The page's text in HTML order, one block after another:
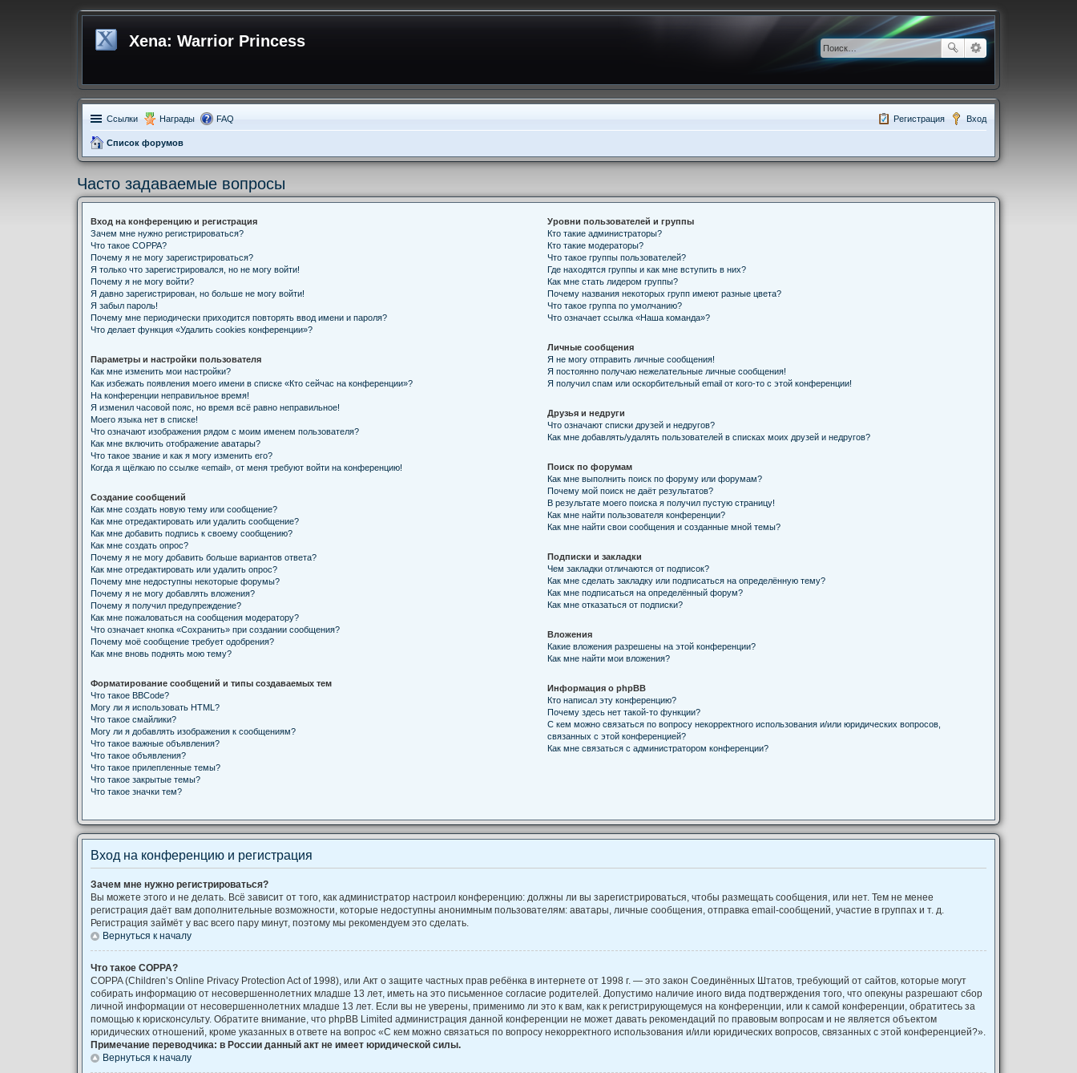
Xena: Warrior Princess
Ссылки Награды FAQ Вход
Регистрация
Список форумов
Часто задаваемые вопросы
Вход на конференцию и регистрация
Зачем мне нужно регистрироваться?
Что такое COPPA?
Почему я не могу зарегистрироваться?
Я только что зарегистрировался, но не могу войти!
Почему я не могу войти?
Я давно зарегистрирован, но больше не могу войти!
Я забыл пароль!
Почему мне периодически приходится повторять ввод имени и пароля?
Что делает функция «Удалить cookies конференции»?
Параметры и настройки пользователя
Как мне изменить мои настройки?
Как избежать появления моего имени в списке «Кто сейчас на конференции»?
На конференции неправильное время!
Я изменил часовой пояс, но время всё равно неправильное!
Моего языка нет в списке!
Что означают изображения рядом с моим именем пользователя?
Как мне включить отображение аватары?
Что такое звание и как я могу изменить его?
Когда я щёлкаю по ссылке «email», от меня требуют войти на конференцию!
Создание сообщений
Как мне создать новую тему или сообщение?
Как мне отредактировать или удалить сообщение?
Как мне добавить подпись к своему сообщению?
Как мне создать опрос?
Почему я не могу добавить больше вариантов ответа?
Как мне отредактировать или удалить опрос?
Почему мне недоступны некоторые форумы?
Почему я не могу добавлять вложения?
Почему я получил предупреждение?
Как мне пожаловаться на сообщения модератору?
Что означает кнопка «Сохранить» при создании сообщения?
Почему моё сообщение требует одобрения?
Как мне вновь поднять мою тему?
Форматирование сообщений и типы создаваемых тем
Что такое BBCode?
Могу ли я использовать HTML?
Что такое смайлики?
Могу ли я добавлять изображения к сообщениям?
Что такое важные объявления?
Что такое объявления?
Что такое прилепленные темы?
Что такое закрытые темы?
Что такое значки тем?
Уровни пользователей и группы
Кто такие администраторы?
Кто такие модераторы?
Что такое группы пользователей?
Где находятся группы и как мне вступить в них?
Как мне стать лидером группы?
Почему названия некоторых групп имеют разные цвета?
Что такое группа по умолчанию?
Что означает ссылка «Наша команда»?
Личные сообщения
Я не могу отправить личные сообщения!
Я постоянно получаю нежелательные личные сообщения!
Я получил спам или оскорбительный email от кого-то с этой конференции!
Друзья и недруги
Что означают списки друзей и недругов?
Как мне добавлять/удалять пользователей в списках моих друзей и недругов?
Поиск по форумам
Как мне выполнить поиск по форуму или форумам?
Почему мой поиск не даёт результатов?
В результате моего поиска я получил пустую страницу!
Как мне найти пользователя конференции?
Как мне найти свои сообщения и созданные мной темы?
Подписки и закладки
Чем закладки отличаются от подписок?
Как мне сделать закладку или подписаться на определённую тему?
Как мне подписаться на определённый форум?
Как мне отказаться от подписки?
Вложения
Какие вложения разрешены на этой конференции?
Как мне найти мои вложения?
Информация о phpBB
Кто написал эту конференцию?
Почему здесь нет такой-то функции?
С кем можно связаться по вопросу некорректного использования и/или юридических вопросов,
связанных с этой конференцией?
Как мне связаться с администратором конференции?
Вход на конференцию и регистрация
Зачем мне нужно регистрироваться?
Вы можете этого и не делать. Всё зависит от того, как администратор настроил конференцию: должны ли вы зарегистрироваться, чтобы размещать сообщения, или нет. Тем не менее
регистрация даёт вам дополнительные возможности, которые недоступны анонимным пользователям: аватары, личные сообщения, отправка email-сообщений, участие в группах и т. д.
Регистрация займёт у вас всего пару минут, поэтому мы рекомендуем это сделать.
Вернуться к началу
Что такое COPPA?
COPPA (Children’s Online Privacy Protection Act of 1998), или Акт о защите частных прав ребёнка в интернете от 1998 г. — это закон Соединённых Штатов, требующий от сайтов, которые могут
собирать информацию от несовершеннолетних младше 13 лет, иметь на это письменное согласие родителей. Допустимо наличие иного вида подтверждения того, что опекуны разрешают сбор
личной информации от несовершеннолетних младше 13 лет. Если вы не уверены, применимо ли это к вам, как к регистрирующемуся на конференции, или к самой конференции, обратитесь за
помощью к юрисконсульту. Обратите внимание, что phpBB Limited администрация данной конференции не может давать рекомендаций по правовым вопросам и не является объектом
юридических отношений, кроме указанных в ответе на вопрос «С кем можно связаться по вопросу некорректного использования и/или юридических вопросов, связанных с этой конференцией?».
Примечание переводчика: в России данный акт не имеет юридической силы.
Вернуться к началу